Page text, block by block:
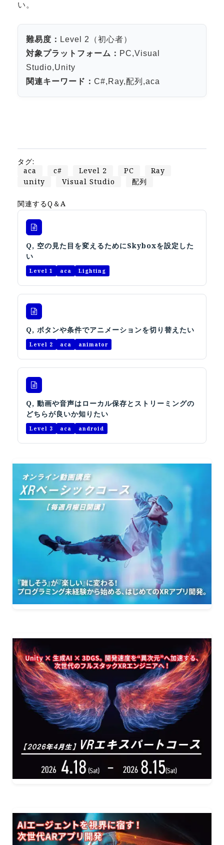
《最新プロダクト》
超体験★販促システム『XR Showcase Hub』2025年4月発売
MR体験型研修プラットフォーム『LegacyLink XR』2025年10月
3D空間キャプチャーアプリ『Qoocan』
Unity研修
《研究会》
XRビジネスフォーラム
《展示会》
TOKYO DIGICONX2026
（1/8～10東京ビッグサイト）に出展。
（1/21～23東京ビッグサイト）に出展。
Tsumiki Community Day 2026
（5/27～28 秋葉原UDX）に出展。
《求人》
オープンキャンパス
オンライン
資料請求
い。
難易度： Level 2（初心者）
対象プラットフォーム： PC,Visual
Studio,Unity
関連キーワード： C#,Ray,配列,aca
タグ:
aca
c# Level 2 PC
Ray
unity
Visual Studio 配列
関連するQ＆A
Q, 空の見た目を変えるためにSkyboxを設定した
い
Level 1 aca Lighting
Q, ボタンや条件でアニメーションを切り替えたい
Level 2 aca animator
Q, 動画や音声はローカル保存とストリーミングの
どちらが良いか知りたい
Level 3 aca android